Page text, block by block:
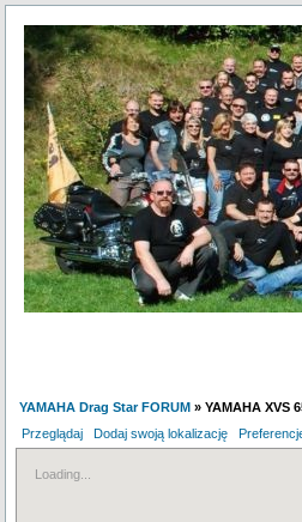
YAMAHA Drag Star FORUM » YAMAHA XVS
Przeglądaj
Dodaj swoją lokalizację
Loading...